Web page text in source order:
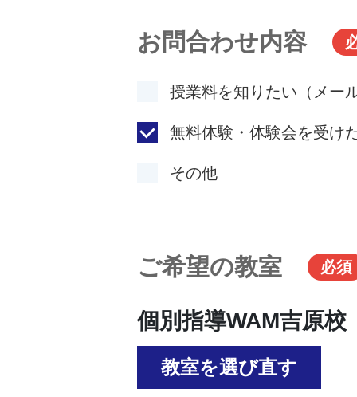
お問合わせ内容
授業料を知りたい（メー
無料体験・体験会を受け
その他
ご希望の教室 必須
個別指導WAM吉原校
教室を選び直す